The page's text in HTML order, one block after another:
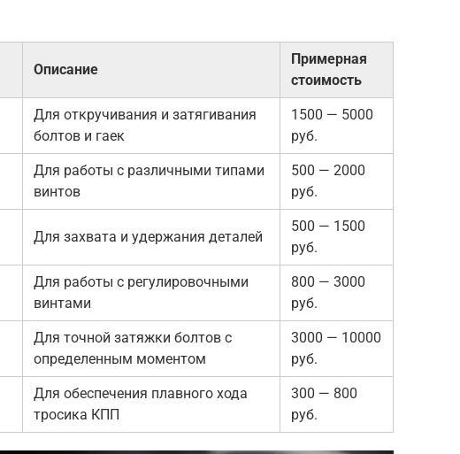
Описание
Примерная
стоимость
Для откручивания и затягивания
болтов и гаек
1500 — 5000
руб.
Для работы с различными типами
винтов
500 — 2000
руб.
Для захвата и удержания деталей
500 — 1500
руб.
Для работы с регулировочными
винтами
800 — 3000
руб.
Для точной затяжки болтов с
определенным моментом
3000 — 10000
руб.
Для обеспечения плавного хода
тросика КПП
300 — 800
руб.